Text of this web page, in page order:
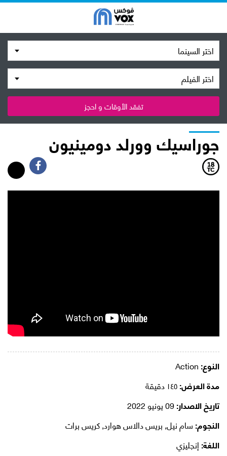
اختر السينما
اختر الفيلم
تفقد الأوقات و احجز
جوراسيك وورلد دومينيون
النوع:
مدة العرض:
تاريخ الاصدار:
النجوم:سام نيل, بريس دالاس هوارد, كريس برات
اللغة:إنجليزي